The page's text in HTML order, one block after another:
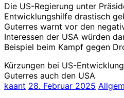
Die US-Regierung unter
Entwicklungshilfe drastisch
Guterres warnt vor den
Interessen der USA würden
Beispiel beim Kampf gegen
Kürzungen bei US-
Guterres auch den USA
kaant 28. Februar 2025